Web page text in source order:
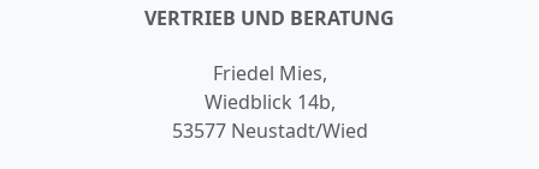
VERTRIEB UND BERATUNG
Friedel Mies,
Wiedblick 14b,
53577 Neustadt/Wied